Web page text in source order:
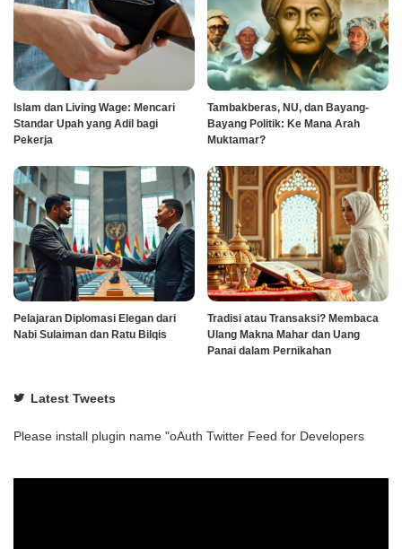
Islam dan Living Wage: Mencari
Standar Upah yang Adil bagi
Pekerja
Tambakberas, NU, dan Bayang-
Bayang Politik: Ke Mana Arah
Muktamar?
Pelajaran Diplomasi Elegan dari
Nabi Sulaiman dan Ratu Bilqis
Tradisi atau Transaksi? Membaca
Ulang Makna Mahar dan Uang
Panai dalam Pernikahan
Latest Tweets
Please install plugin name "oAuth Twitter Feed for Developers